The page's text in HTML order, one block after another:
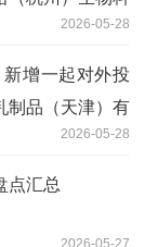
2026-05-28
增一起对外投
制品（天津）有
2026-05-28
点汇总